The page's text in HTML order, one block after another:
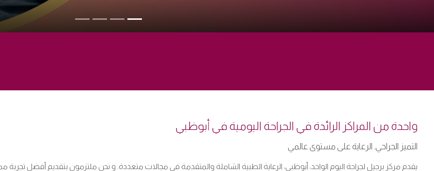
واحدة من المراكز الرائدة في الجراحة اليومية في أبوظبي
التميز الجراحي. الرعاية على مستوى عالمي
يقدم مركز برجيل لجراحة اليوم الواحد، أبوظبي، الرعاية الطبية الشاملة والمتقدمة في مجالات متعددة. و نحن ملتزمون بتقديم أفضل